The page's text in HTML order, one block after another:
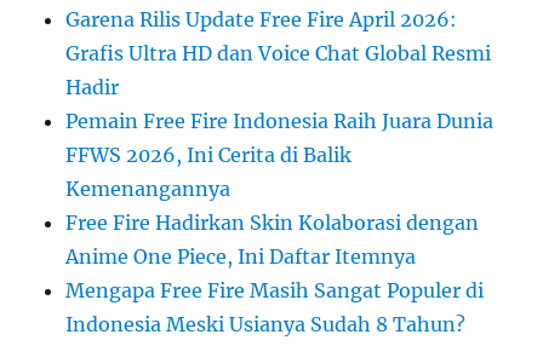
Garena Rilis Update Free Fire April 2026:
Grafis Ultra HD dan Voice Chat Global Resmi
Hadir
Pemain Free Fire Indonesia Raih Juara Dunia
FFWS 2026, Ini Cerita di Balik
Kemenangannya
Free Fire Hadirkan Skin Kolaborasi dengan
Anime One Piece, Ini Daftar Itemnya
Mengapa Free Fire Masih Sangat Populer di
Indonesia Meski Usianya Sudah 8 Tahun?